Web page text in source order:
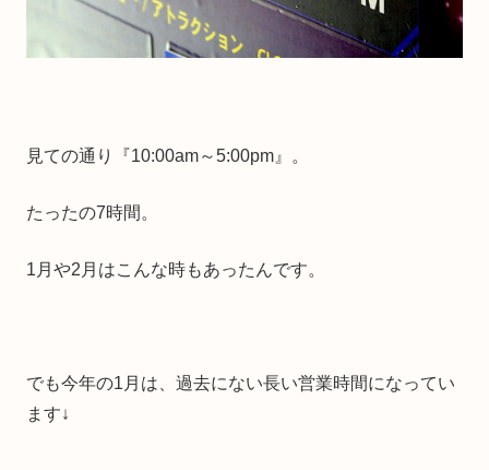
見ての通り『10:00am～5:00pm』。
たったの7時間。
1月や2月はこんな時もあったんです。
でも今年の1月は、過去にない長い営業時間になってい
ます↓